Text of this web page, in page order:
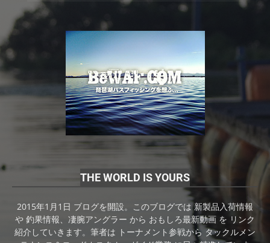
THE WORLD IS YOURS
2015年1月1日 ブログを開設。このブログでは 新製品入荷情報
や 釣果情報、凄腕アングラー から おもしろ最新動画 を リンク
紹介していきます。筆者は トーナメント参戦から タックルメン